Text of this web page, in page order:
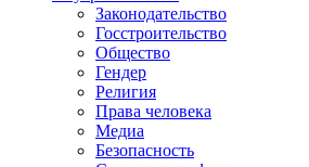
Законодательство
Госстроительство
Общество
Гендер
Религия
Права человека
Медиа
Безопасность